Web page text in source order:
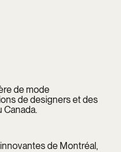
de mode
de designers et des
Canada.
de Montréal,